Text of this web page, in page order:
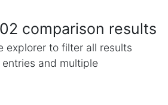
comparison results
explorer to filter all results
and multiple